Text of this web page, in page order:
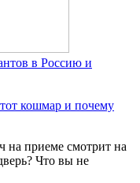
в Россию и
кошмар и почему
на приеме смотрит на
Что вы не